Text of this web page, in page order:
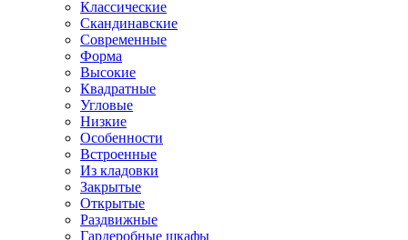
Классические
Скандинавские
Современные
Форма
Высокие
Квадратные
Угловые
Низкие
Особенности
Встроенные
Из кладовки
Закрытые
Открытые
Раздвижные
Гардеробные шкафы